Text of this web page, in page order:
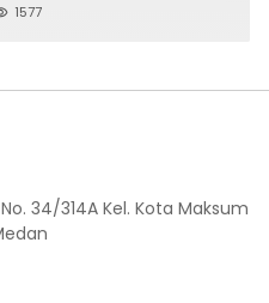
1577
34/314A Kel. Kota Maksum